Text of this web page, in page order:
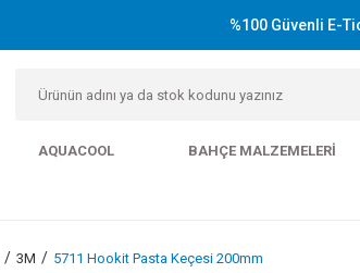
%100 Güvenli E-
AQUACOOL BAHÇE MALZEMELERI
3M 5711 Hookit Pasta Keçesi 200mm